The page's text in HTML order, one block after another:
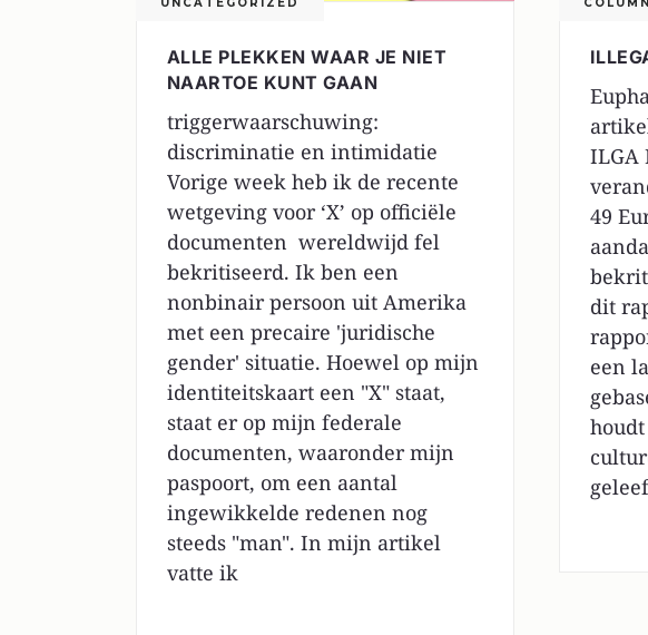
UNCATEGORIZED
ALLE PLEKKEN WAAR JE NIET
NAARTOE KUNT GAAN
triggerwaarschuwing:
discriminatie en intimidatie
Vorige week heb ik de recente
wetgeving voor ‘X’ op officiële
documenten wereldwijd fel
bekritiseerd. Ik ben een
nonbinair persoon uit Amerika
met een precaire 'juridische
gender' situatie. Hoewel op mijn
identiteitskaart een "X" staat,
staat er op mijn federale
documenten, waaronder mijn
paspoort, om een aantal
ingewikkelde redenen nog
steeds "man". In mijn artikel
vatte ik
COLUMN
ILGA
49
dit
een